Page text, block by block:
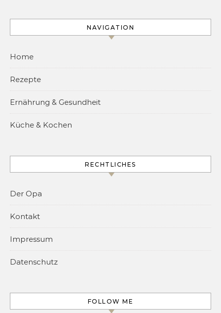
NAVIGATION
Home
Rezepte
Ernährung & Gesundheit
Küche & Kochen
RECHTLICHES
Der Opa
Kontakt
Impressum
Datenschutz
FOLLOW ME